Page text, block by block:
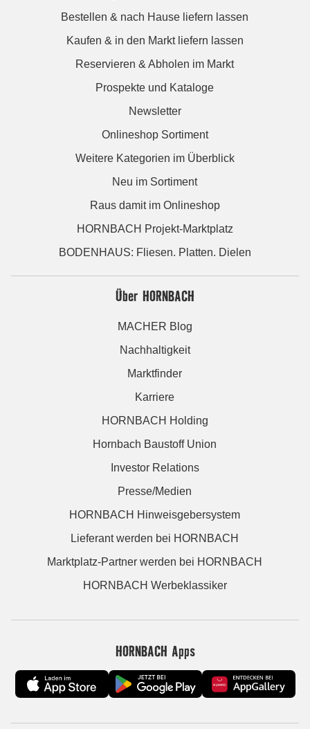
Bestellen & nach Hause liefern lassen
Kaufen & in den Markt liefern lassen
Reservieren & Abholen im Markt
Prospekte und Kataloge
Newsletter
Onlineshop Sortiment
Weitere Kategorien im Überblick
Neu im Sortiment
Raus damit im Onlineshop
HORNBACH Projekt-Marktplatz
BODENHAUS: Fliesen. Platten. Dielen
Über HORNBACH
MACHER Blog
Nachhaltigkeit
Marktfinder
Karriere
HORNBACH Holding
Hornbach Baustoff Union
Investor Relations
Presse/Medien
HORNBACH Hinweisgebersystem
Lieferant werden bei HORNBACH
Marktplatz-Partner werden bei HORNBACH
HORNBACH Werbeklassiker
HORNBACH Apps